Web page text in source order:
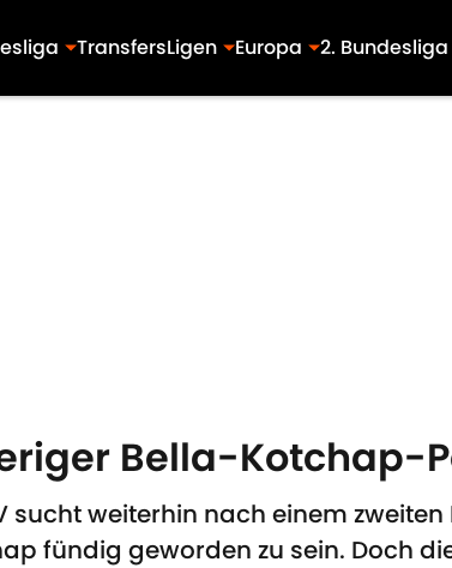
TransfersLigen Europa 2. Bundesliga
Bella-Kotchap-
sucht weiterhin nach einem
fündig geworden zu sein. Doch